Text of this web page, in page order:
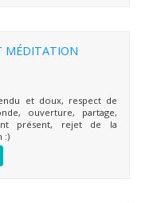
MÉDITATION
et doux, respect de
ouverture, partage,
présent, rejet de la
:)